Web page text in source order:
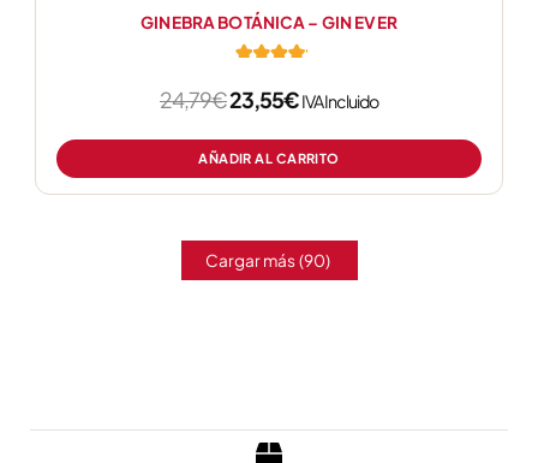
GINEBRA BOTÁNICA – GIN EVER
de 5
24,79€23,55€IVA Incluido
AÑADIR AL CARRITO
Cargar más (90)